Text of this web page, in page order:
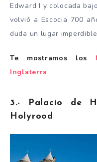
Edward I y colocada
volvió a Escocia 700
duda un lugar
Te mostramos los
Inglaterra
3.- Palacio de
Holyrood